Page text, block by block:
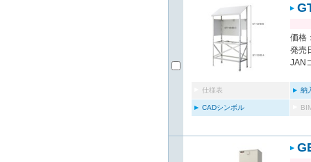
価格
発売
JAN
仕様表 納
CADシンボル